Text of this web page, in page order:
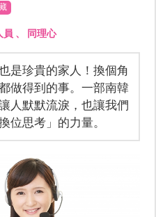
員 、 同理心
是珍貴的家人！換個角
做得到的事。一部南韓
人默默流淚，也讓我們
位思考」的力量。